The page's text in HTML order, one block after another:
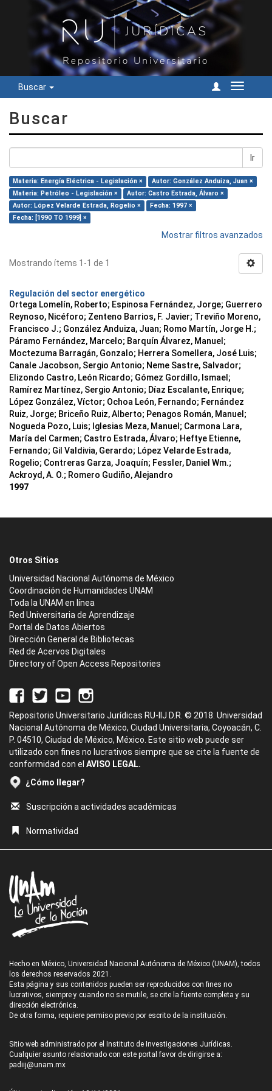
Buscar
Cambiar
Buscar
Ir
Materia: Energía Eléctrica - Legislación ×
Autor: González Anduiza, Juan ×
Materia: Petróleo - Legislación ×
Autor: Castro Estrada, Álvaro ×
Autor: López Velarde Estrada, Rogelio ×
Fecha: 1997 ×
Fecha: [1990 TO 1999] ×
Mostrar filtros avanzados
Mostrando ítems 1-1 de 1
Regulación del sector energético
Ortega Lomelín, Roberto; Espinosa Fernández, Jorge; Guerrero
Reynoso, Nicéforo; Zenteno Barrios, F. Javier; Treviño Moreno,
Francisco J.; González Anduiza, Juan; Romo Martín, Jorge H.;
Páramo Fernández, Marcelo; Barquín Álvarez, Manuel;
Moctezuma Barragán, Gonzalo; Herrera Somellera, José Luis;
Canale Jacobson, Sergio Antonio; Neme Sastre, Salvador;
Elizondo Castro, León Ricardo; Gómez Gordillo, Ismael;
Ramírez Martínez, Sergio Antonio; Díaz Escalante, Enrique;
López González, Víctor; Ochoa León, Fernando; Fernández
Ruiz, Jorge; Briceño Ruiz, Alberto; Penagos Román, Manuel;
Nogueda Pozo, Luis; Iglesias Meza, Manuel; Carmona Lara,
María del Carmen; Castro Estrada, Álvaro; Heftye Etienne,
Fernando; Gil Valdivia, Gerardo; López Velarde Estrada,
Rogelio; Contreras Garza, Joaquín; Fessler, Daniel Wm.;
Ackroyd, A. O.; Romero Gudiño, Alejandro
1997
Otros Sitios
Universidad Nacional Autónoma de México
Coordinación de Humanidades UNAM
Toda la UNAM en línea
Red Universitaria de Aprendizaje
Portal de Datos Abiertos
Dirección General de Bibliotecas
Red de Acervos Digitales
Directory of Open Access Repositories
Repositorio Universitario Jurídicas RU-IIJ D.R. © 2018. Universidad
Nacional Autónoma de México, Ciudad Universitaria, Coyoacán, C.
P. 04510, Ciudad de México, México. Este sitio web puede ser
utilizado con fines no lucrativos siempre que se cite la fuente de
conformidad con el AVISO LEGAL.
¿Cómo llegar?
Suscripción a actividades académicas
Normatividad
Hecho en México, Universidad Nacional Autónoma de México (UNAM), todos
los derechos reservados 2021.
Esta página y sus contenidos pueden ser reproducidos con fines no
lucrativos, siempre y cuando no se mutile, se cite la fuente completa y su
dirección electrónica.
De otra forma, requiere permiso previo por escrito de la institución.
Sitio web administrado por el Instituto de Investigaciones Jurídicas.
Cualquier asunto relacionado con este portal favor de dirigirse a:
padiij@unam.mx